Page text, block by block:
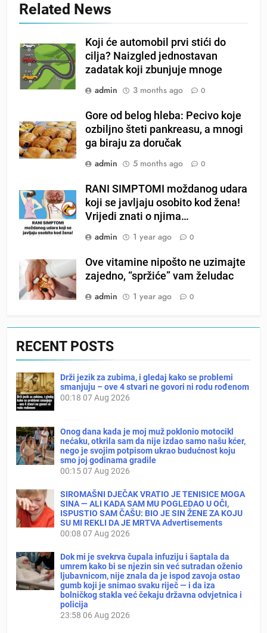
Related News
Koji će automobil prvi stići do
cilja? Naizgled jednostavan
zadatak koji zbunjuje mnoge
admin
3 months ago 0
Gore od belog hleba: Pecivo koje
ozbiljno šteti pankreasu, a mnogi
ga biraju za doručak
admin
5 months ago 0
RANI SIMPTOMI moždanog udara
koji se javljaju osobito kod žena!
Vrijedi znati o njima…
admin
1 year ago 0
Ove vitamine nipošto ne uzimajte
zajedno, “spržiće” vam želudac
admin
1 year ago 0
RECENT POSTS
Drži jezik za zubima, i gledaj kako se problemi
smanjuju – ove 4 stvari ne govori ni rodu rođenom
00:18 07 Aug 2026
Onog dana kada je moj muž poklonio motocikl
nećaku, otkrila sam da nije izdao samo našu kćer,
nego je svojim potpisom ukrao budućnost koju
smo joj godinama gradile
00:1507 Aug 2026
SIROMAŠNI DJEČAK VRATIO JE TENISICE MOGA
SINA — ALI KADA SAM MU POGLEDAO U OČI,
ISPUSTIO SAM ČAŠU: BIO JE SIN ŽENE ZA KOJU
SU MI REKLI DA JE MRTVA Advertisements
00:08 07 Aug 2026
Dok mi je svekrva čupala infuziju i šaptala da
umrem kako bi se njezin sin već sutradan oženio
ljubavnicom, nije znala da je ispod zavoja ostao
gumb koji je snimao svaku riječ — i da iza
bolničkog stakla već čekaju državna odvjetnica i
policija
23:58 06 Aug 2026